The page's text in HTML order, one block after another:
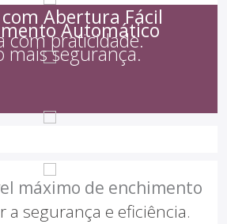
Abertura Fácil
com praticidade.
Automático
mais segurança.
máximo de enchimento
a segurança e eficiência.